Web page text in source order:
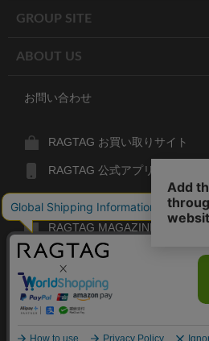
GROUP SITE
ABOUT US
お問い合わせ
RAGTAG お買い取りサイト
RAGTAG 公式アプリ
RAGTAG MEMBER'S CARD
RAGTAG MAGAZINE
RAGTAG Global